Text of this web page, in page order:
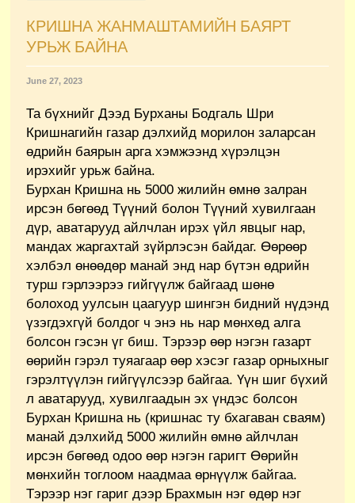
КРИШНА ЖАНМАШТАМИЙН БАЯРТ
УРЬЖ БАЙНА
June 27, 2023
Та бүхнийг Дээд Бурханы Бодгаль Шри
Кришнагийн газар дэлхийд морилон заларсан
өдрийн баярын арга хэмжээнд хүрэлцэн
ирэхийг урьж байна.
Бурхан Кришна нь 5000 жилийн өмнө залран
ирсэн бөгөөд Түүний болон Түүний хувилгаан
дүр, аватарууд айлчлан ирэх үйл явцыг нар,
мандах жаргахтай зүйрлэсэн байдаг. Өөрөөр
хэлбэл өнөөдөр манай энд нар бүтэн өдрийн
турш гэрлээрээ гийгүүлж байгаад шөнө
болоход уулсын цаагуур шингэн бидний нүдэнд
үзэгдэхгүй болдог ч энэ нь нар мөнхөд алга
болсон гэсэн үг биш. Тэрээр өөр нэгэн газарт
өөрийн гэрэл туяагаар өөр хэсэг газар орныхныг
гэрэлтүүлэн гийгүүлсээр байгаа. Үүн шиг бүхий
л аватарууд, хувилгаадын эх үндэс болсон
Бурхан Кришна нь (кришнас ту бхагаван сваям)
манай дэлхийд 5000 жилийн өмнө айлчлан
ирсэн бөгөөд одоо өөр нэгэн гаригт Өөрийн
мөнхийн тоглоом наадмаа өрнүүлж байгаа.
Тэрээр нэг гариг дээр Брахмын нэг өдөр нэг